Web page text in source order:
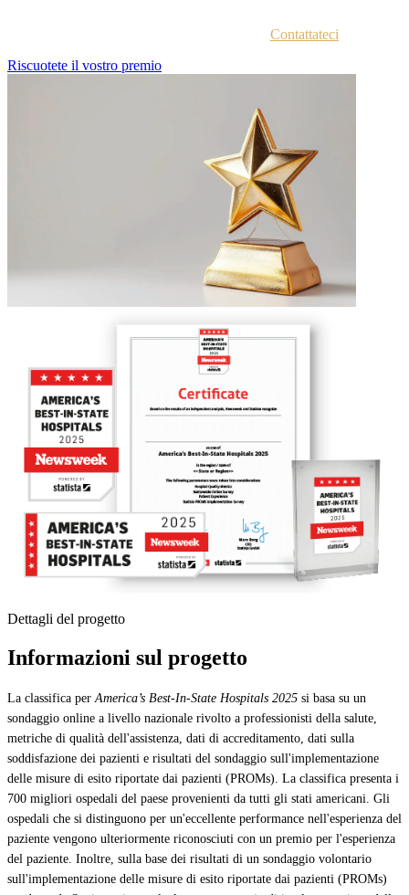
Contattateci
Riscuotete il vostro premio
Dettagli del progetto
Informazioni sul progetto
La classifica per America’s Best-In-State Hospitals 2025 si basa su un
sondaggio online a livello nazionale rivolto a professionisti della salute,
metriche di qualità dell'assistenza, dati di accreditamento, dati sulla
soddisfazione dei pazienti e risultati del sondaggio sull'implementazione
delle misure di esito riportate dai pazienti (PROMs). La classifica presenta i
700 migliori ospedali del paese provenienti da tutti gli stati americani. Gli
ospedali che si distinguono per un'eccellente performance nell'esperienza del
paziente vengono ulteriormente riconosciuti con un premio per l'esperienza
del paziente. Inoltre, sulla base dei risultati di un sondaggio volontario
sull'implementazione delle misure di esito riportate dai pazienti (PROMs)